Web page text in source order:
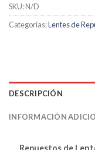
SKU:N/D
Categorías:Lentes de
DESCRIPCIÓN
INFORMACIÓN
Repuestos de